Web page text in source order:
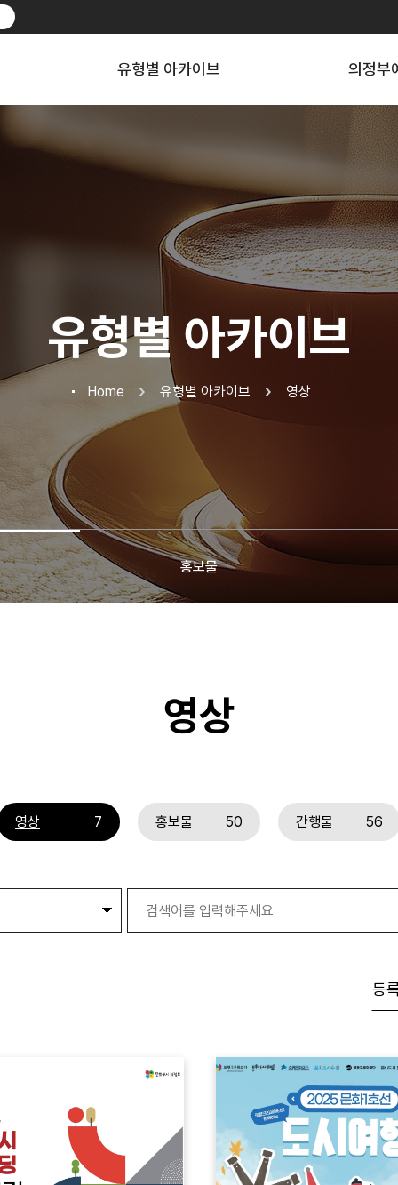
유형별 아카이브 의정부
유형별 아카이브
Home 유형별 아카이브 영상
홍보물
영상
영상 7 홍보물 50 간행물 56